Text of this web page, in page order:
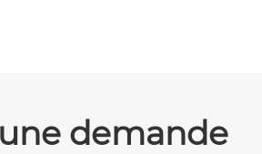
demande